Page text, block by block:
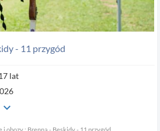
- 11 przygód
lat
keyboard_arrow_down
i obozy : Brenna - Beskidy - 11 przygód